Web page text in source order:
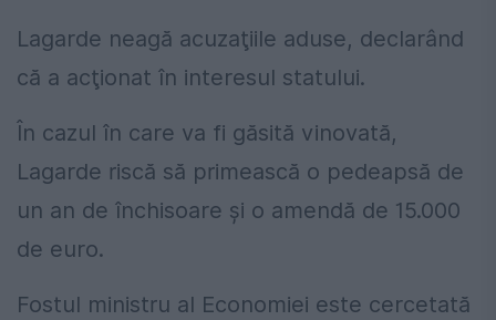
Lagarde neagă acuzaţiile aduse, declarând
că a acţionat în interesul statului.
În cazul în care va fi găsită vinovată,
Lagarde riscă să primească o pedeapsă de
un an de închisoare şi o amendă de 15.000
de euro.
Fostul ministru al Economiei este cercetată